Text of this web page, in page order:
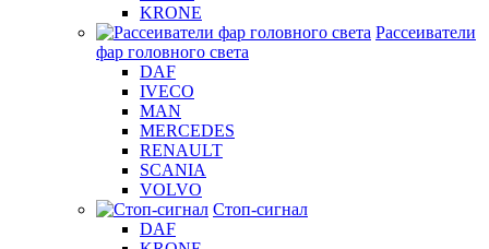
KRONE
Рассеиватели
фар головного света
DAF
IVECO
MAN
MERCEDES
RENAULT
SCANIA
VOLVO
Стоп-сигнал
DAF